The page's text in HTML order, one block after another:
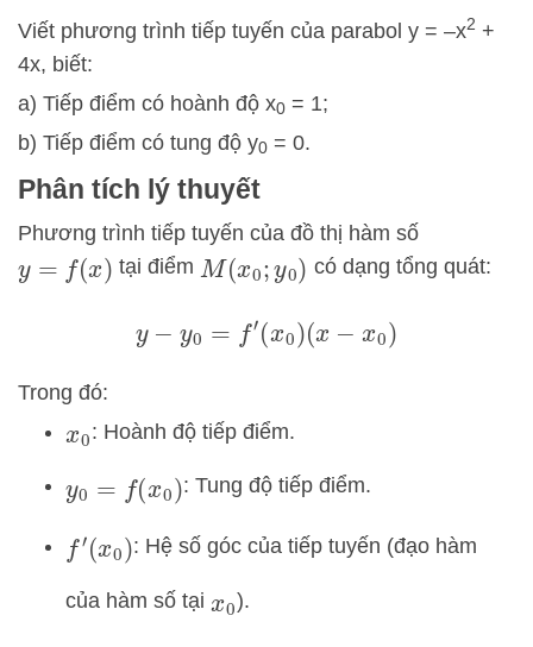
Viết phương trình tiếp tuyến của parabol y = –x2 +
4x, biết:
a) Tiếp điểm có hoành độ x0 = 1;
b) Tiếp điểm có tung độ y0 = 0.
Phân tích lý thuyết
Phương trình tiếp tuyến của đồ thị hàm số
y =f( x) tại điểm M(x0;y0) có dạng tổng quát:
y −y 0= f′(x0)(x− x0 )
Trong đó:
x0: Hoành độ tiếp điểm.
y0 =f x0) : Tung độ tiếp điểm.
f′(x0) : Hệ số góc của tiếp tuyến (đạo hàm
của hàm số tại x0).